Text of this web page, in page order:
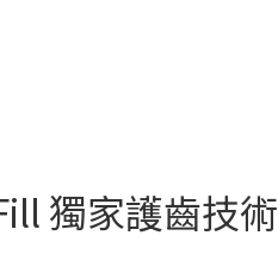
獨家護齒技術